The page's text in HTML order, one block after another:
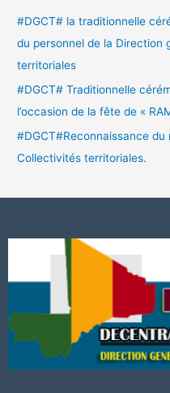
#DGCT# la traditionnelle
du personnel de la Direction
territoriales
#DGCT# Traditionnelle
l’occasion de la fête de «
#DGCT#Reconnaissance
Collectivités territoriales.